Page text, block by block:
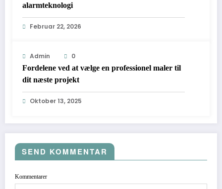
alarmteknologi
Februar 22, 2026
Admin
0
Fordelene ved at vælge en professionel maler til
dit næste projekt
Oktober 13, 2025
SEND KOMMENTAR
Kommentarer